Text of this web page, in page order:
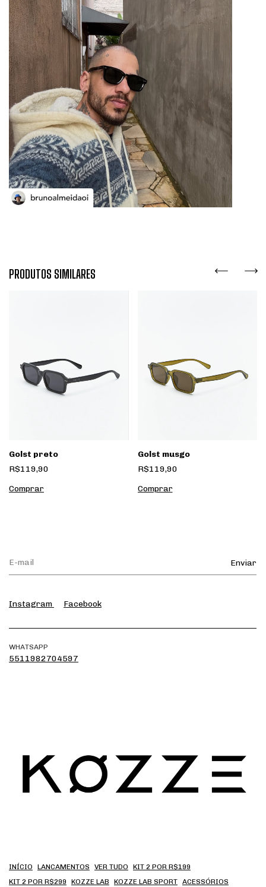
PRODUTOS SIMILARES
Golst preto
R$119,90
Golst musgo
R$119,90
Instagram Facebook
WHATSAPP
5511982704597
INÍCIO LANCAMENTOS VER TUDO
KIT 2 POR R$199
KIT 2 POR R$299
KOZZE LAB KOZZE LAB SPORT ACESSÓRIOS